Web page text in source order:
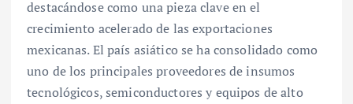
destacándose como una pieza clave en el
crecimiento acelerado de las exportaciones
mexicanas. El país asiático se ha consolidado como
uno de los principales proveedores de insumos
tecnológicos, semiconductores y equipos de alto